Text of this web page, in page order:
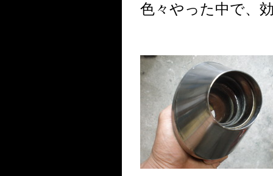
色々やった中で、